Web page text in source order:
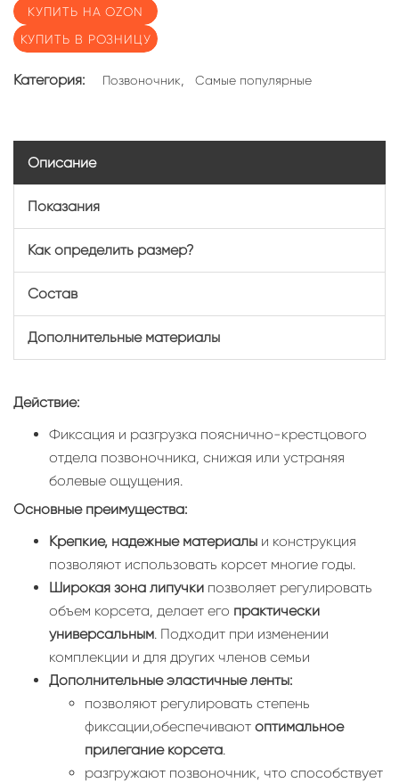
КУПИТЬ НА OZON
КУПИТЬ В РОЗНИЦУ
Категория: Позвоночник, Самые популярные
Описание
Показания
Как определить размер?
Состав
Дополнительные материалы
Действие:
Фиксация и разгрузка пояснично-крестцового
отдела позвоночника, снижая или устраняя
болевые ощущения.
Основные преимущества:
Крепкие, надежные материалы и конструкция
позволяют использовать корсет многие годы.
Широкая зона липучки позволяет регулировать
объем корсета, делает его практически
универсальным. Подходит при изменении
комплекции и для других членов семьи
Дополнительные эластичные ленты:
позволяют регулировать степень
фиксации,обеспечивают оптимальное
прилегание корсета.
разгружают позвоночник, что способствует